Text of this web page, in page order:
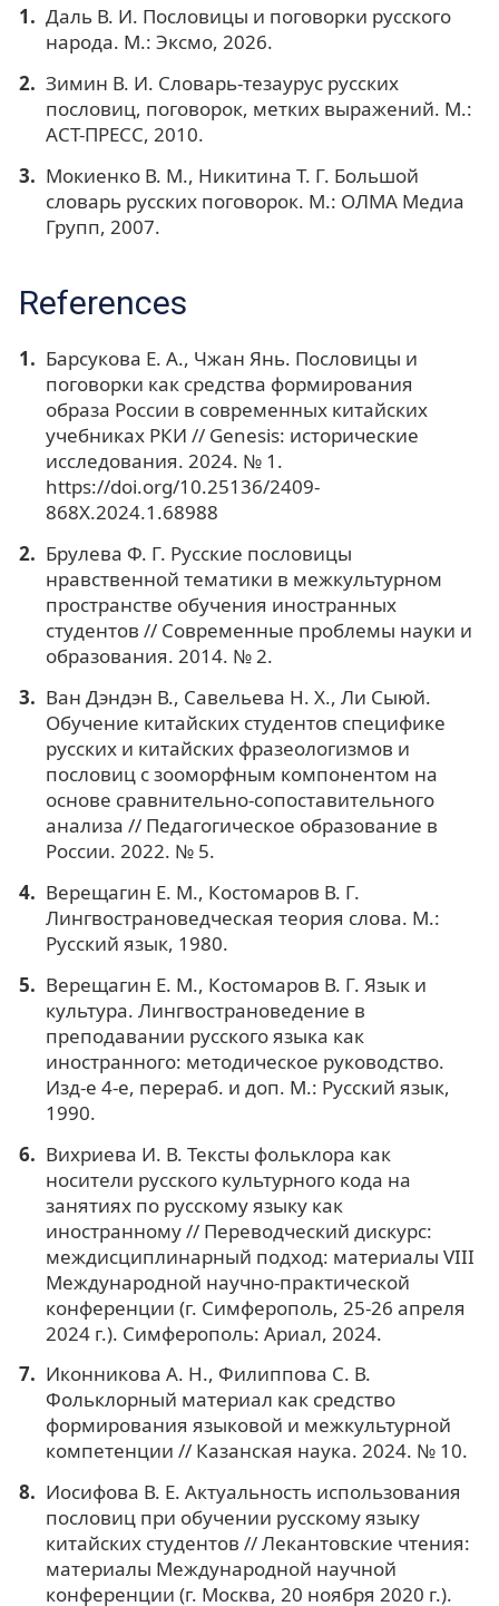
Даль В. И. Пословицы и поговорки русского
народа. М.: Эксмо, 2026.
Зимин В. И. Словарь-тезаурус русских
пословиц, поговорок, метких выражений. М.:
АСТ-ПРЕСС, 2010.
Мокиенко В. М., Никитина Т. Г. Большой
словарь русских поговорок. М.: ОЛМА Медиа
Групп, 2007.
References
Барсукова Е. А., Чжан Янь. Пословицы и
поговорки как средства формирования
образа России в современных китайских
учебниках РКИ // Genesis: исторические
исследования. 2024. № 1.
https://doi.org/10.25136/2409-
868X.2024.1.68988
Брулева Ф. Г. Русские пословицы
нравственной тематики в межкультурном
пространстве обучения иностранных
студентов // Современные проблемы науки и
образования. 2014. № 2.
Ван Дэндэн В., Савельева Н. Х., Ли Сыюй.
Обучение китайских студентов специфике
русских и китайских фразеологизмов и
пословиц с зооморфным компонентом на
основе сравнительно-сопоставительного
анализа // Педагогическое образование в
России. 2022. № 5.
Верещагин Е. М., Костомаров В. Г.
Лингвострановедческая теория слова. М.:
Русский язык, 1980.
Верещагин Е. М., Костомаров В. Г. Язык и
культура. Лингвострановедение в
преподавании русского языка как
иностранного: методическое руководство.
Изд-е 4-е, перераб. и доп. М.: Русский язык,
1990.
Вихриева И. В. Тексты фольклора как
носители русского культурного кода на
занятиях по русскому языку как
иностранному // Переводческий дискурс:
междисциплинарный подход: материалы VIII
Международной научно-практической
конференции (г. Симферополь, 25-26 апреля
2024 г.). Симферополь: Ариал, 2024.
Иконникова А. Н., Филиппова С. В.
Фольклорный материал как средство
формирования языковой и межкультурной
компетенции // Казанская наука. 2024. № 10.
Иосифова В. Е. Актуальность использования
пословиц при обучении русскому языку
китайских студентов // Лекантовские чтения:
материалы Международной научной
конференции (г. Москва, 20 ноября 2020 г.).